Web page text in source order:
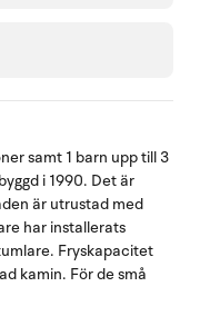
samt 1 barn upp till 3
i 1990. Det är
är utrustad med
har installerats
Fryskapacitet
kamin. För de små